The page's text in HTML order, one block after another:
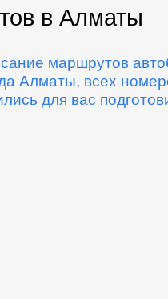
в Алматы
маршрутов
Алматы, всех
для вас